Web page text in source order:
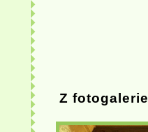
Z fotogalerie